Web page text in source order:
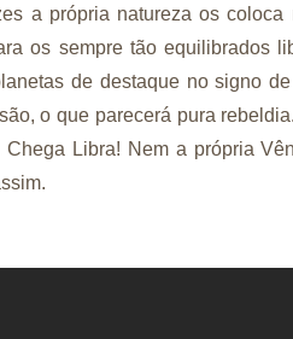
a própria natureza os coloca
os sempre tão equilibrados
de destaque no signo
o que parecerá pura
Libra! Nem a própria